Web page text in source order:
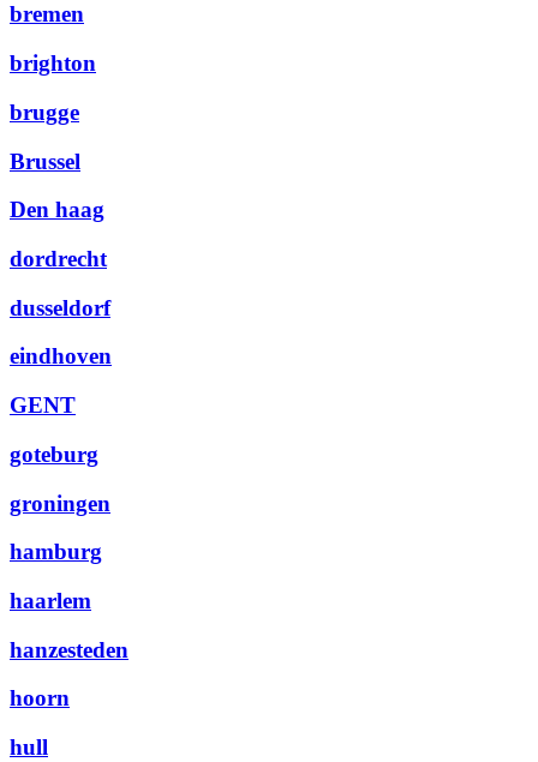
bremen
brighton
brugge
Brussel
Den haag
dordrecht
dusseldorf
eindhoven
GENT
goteburg
groningen
hamburg
haarlem
hanzesteden
hoorn
hull